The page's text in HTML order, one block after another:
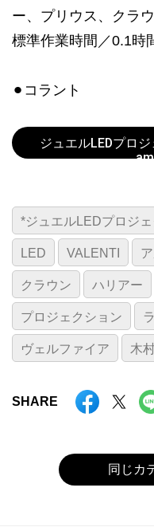
ー、プリウス、クラ
標準作業時間／0.1時
⚫︎コラント
ジュエルLEDプロ
*ジュエルLEDプロジ
LED VALENTI
クラウン ハリアー
プロジェクション
ヴェルファイア 木
SHARE
同じカ